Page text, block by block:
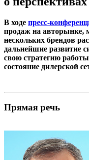
В ходе пресс-
продаж на авторынке,
нескольких брендов
дальнейшие развитие
свою стратегию
состояние дилерской
Прямая речь